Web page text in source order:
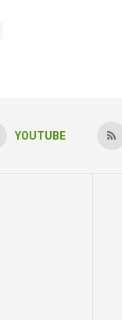
YOUTUBE